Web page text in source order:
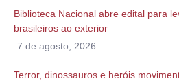
Biblioteca Nacional abre edital para
brasileiros ao exterior
7 de agosto, 2026
Terror, dinossauros e heróis